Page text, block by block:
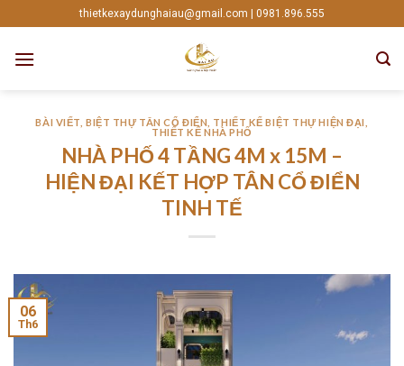
to
content
thietkexaydunghaiau@gmail.com | 0981.896.555
BÀI VIẾT ,BIỆT THỰ TÂN CỔ ĐIỂN THIẾT KẾ BIỆT THỰ HIỆN ĐẠI
THIẾT KẾ NHÀ PHỐ
NHÀ PHỐ 4 TẦNG 4M x 15M –
HIỆN ĐẠI KẾT HỢP TÂN CỔ ĐIỂN
TINH TẾ
06
Th6